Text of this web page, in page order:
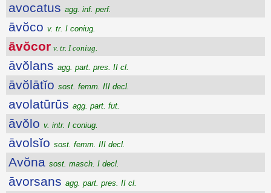
avocatus agg. inf. perf.
āvŏco v. tr. I coniug.
āvŏcor v. tr. I coniug.
āvŏlans agg. part. pres. II cl.
āvŏlātĭo sost. femm. III decl.
avolatūrūs agg. part. fut.
āvŏlo v. intr. I coniug.
āvolsĭo sost. femm. III decl.
Avŏna sost. masch. I decl.
āvorsans agg. part. pres. II cl.